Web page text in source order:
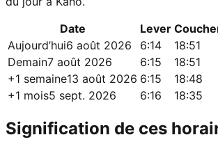
Date
Lever
Aujourd’hui6 août 2026 6:14 18:51
Demain7 août 2026 6:15 18:51
+1 semaine13 août 2026 6:15 18:48
+1 mois5 sept. 2026 6:16 18:35
Signification de ces